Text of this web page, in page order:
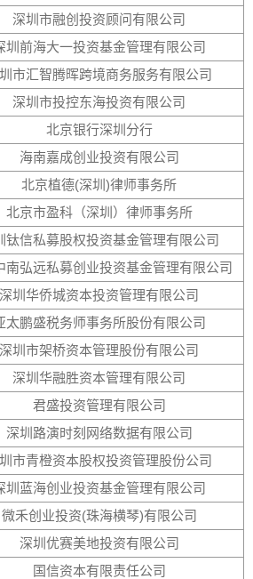
深圳市融创投资顾问有限公司
圳前海大一投资基金管理有限公司
市汇智腾晖跨境商务服务有限公司
深圳市投控东海投资有限公司
北京银行深圳分行
海南嘉成创业投资有限公司
北京植德(深圳)律师事务所
北京市盈科（深圳）律师事务所
钛信私募股权投资基金管理有限公司
南弘远私募创业投资基金管理有限公司
深圳华侨城资本投资管理有限公司
太鹏盛税务师事务所股份有限公司
深圳市架桥资本管理股份有限公司
深圳华融胜资本管理有限公司
君盛投资管理有限公司
深圳路演时刻网络数据有限公司
市青橙资本股权投资管理股份公司
圳蓝海创业投资基金管理有限公司
微禾创业投资(珠海横琴)有限公司
深圳优赛美地投资有限公司
国信资本有限责任公司